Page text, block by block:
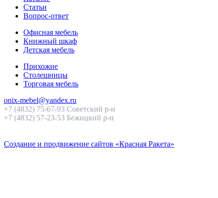
Статьи
Вопрос-ответ
Офисная мебель
Книжный шкаф
Детская мебель
Прихожие
Столешницы
Торговая мебель
onix-mebel@yandex.ru
+7 (4832) 75-67-93 Советский р-н
+7 (4832) 57-23-53 Бежицкий р-н
Создание и продвижение сайтов «Красная Ракета»